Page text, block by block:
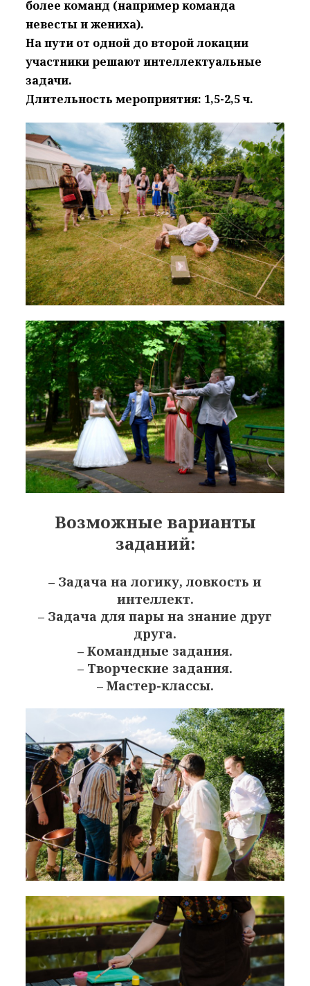
более команд (например команда
невесты и жениха).
На пути от одной до второй локации
участники решают интеллектуальные
задачи.
Длительность мероприятия: 1,5-2,5 ч.
Возможные варианты
заданий:
– Задача на логику, ловкость и
интеллект.
– Задача для пары на знание друг
друга.
– Командные задания.
– Творческие задания.
– Мастер-классы.